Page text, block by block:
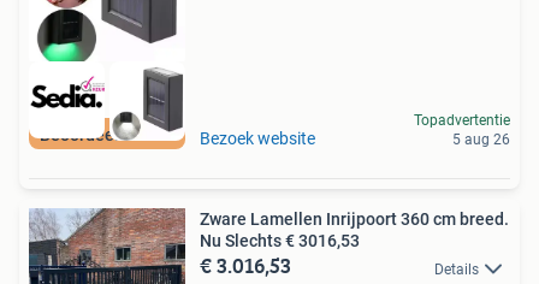
Beoordeeld met 9+ Bezoek website
Topadvertentie
5 aug 26
Zware Lamellen Inrijpoort 360 cm breed.
Nu Slechts € 3016,53
€ 3.016,53 Details